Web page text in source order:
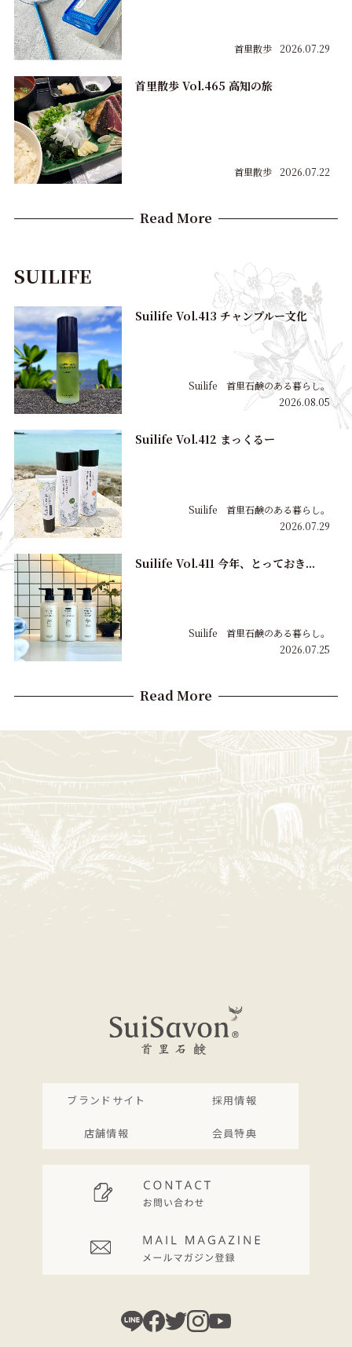
首里散歩 2026.07.29
首里散歩 Vol.465 高知の旅
首里散歩 2026.07.22
Read More
SUILIFE
Suilife Vol.413 チャンプルー文化
Suilife 首里石鹸のある暮らし。
2026.08.05
Suilife Vol.412 まっくるー
Suilife 首里石鹸のある暮らし。
2026.07.29
Suilife Vol.411 今年、とっておき...
Suilife 首里石鹸のある暮らし。
2026.07.25
Read More
ブランドサイト 採用情報
店舗情報 会員特典